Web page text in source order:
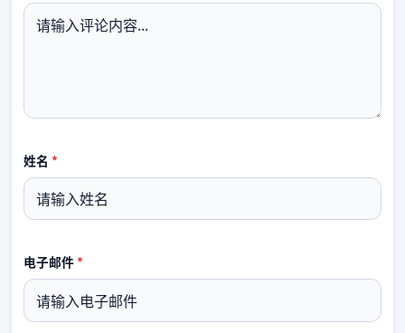
姓名 *必填
电子邮件*必填